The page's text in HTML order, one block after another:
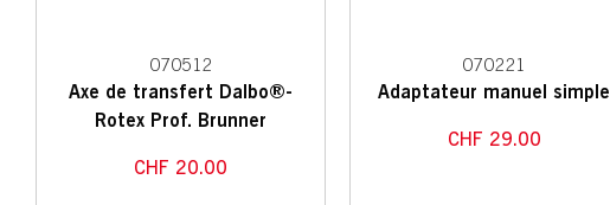
070512
Axe de transfert Dalbo®-
Rotex Prof. Brunner
CHF 20.00
070221
Adaptateur manuel simple
CHF 29.00